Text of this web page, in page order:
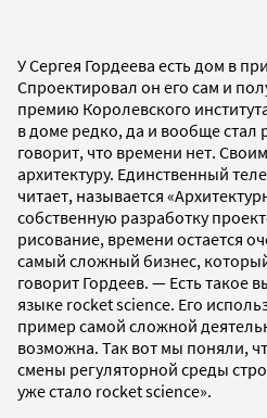
У Сергея Гордеева есть дом в
Спроектировал он его сам и
премию Королевского
в доме редко, да и вообще стал
говорит, что времени нет.
архитектуру. Единственный
читает, называется
собственную разработку
рисование, времени остается
самый сложный бизнес,
говорит Гордеев. — Есть такое
языке rocket science. Его
пример самой сложной
возможна. Так вот мы поняли,
смены регуляторной среды
уже стало rocket science».